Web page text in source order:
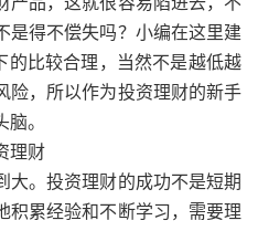
是得不偿失吗？小编在这里建
的比较合理，当然不是越低越
险，所以作为投资理财的新手
。
理财
大。投资理财的成功不是短期
积累经验和不断学习，需要理